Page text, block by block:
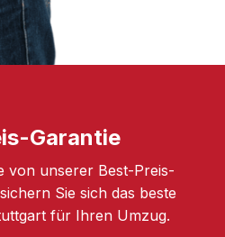
Garantie
von unserer Best-Preis-
Sie sich das beste
für Ihren Umzug.